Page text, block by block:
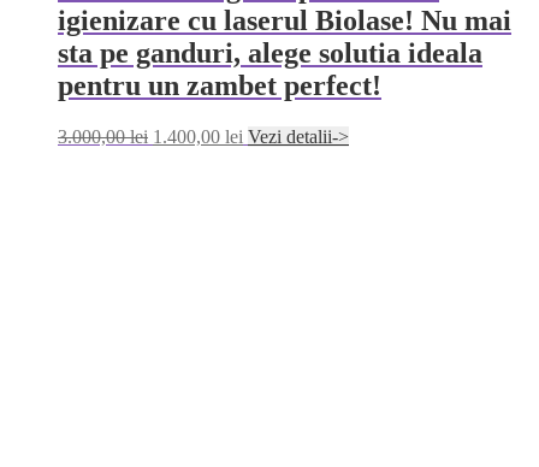
igienizare cu laserul Biolase! Nu mai
sta pe ganduri, alege solutia ideala
pentru un zambet perfect!
3.000,00lei Original
1.400,00 lei Current
Vezi detalii->